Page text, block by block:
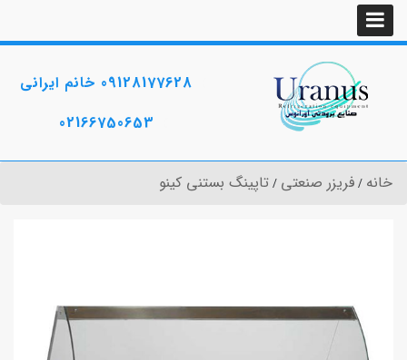
09128177628 خانم ایرانی
02166750653
خانه فریزر صنعتی تاپینگ بستنی کینو